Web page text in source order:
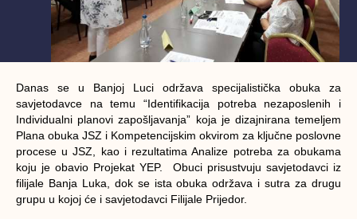
Danas se u Banjoj Luci održava specijalistička obuka za
savjetodavce na temu “Identifikacija potreba nezaposlenih i
Individualni planovi zapošljavanja” koja je dizajnirana temeljem
Plana obuka JSZ i Kompetencijskim okvirom za ključne poslovne
procese u JSZ, kao i rezultatima Analize potreba za obukama
koju je obavio Projekat YEP. Obuci prisustvuju savjetodavci iz
filijale Banja Luka, dok se ista obuka održava i sutra za drugu
grupu u kojoj će i savjetodavci Filijale Prijedor.